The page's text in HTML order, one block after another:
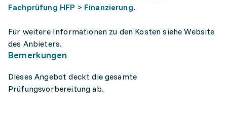
Fachprüfung HFP > Finanzierung.
Für weitere Informationen zu den Kosten siehe Website
des Anbieters.
Bemerkungen
Dieses Angebot deckt die gesamte
Prüfungsvorbereitung ab.